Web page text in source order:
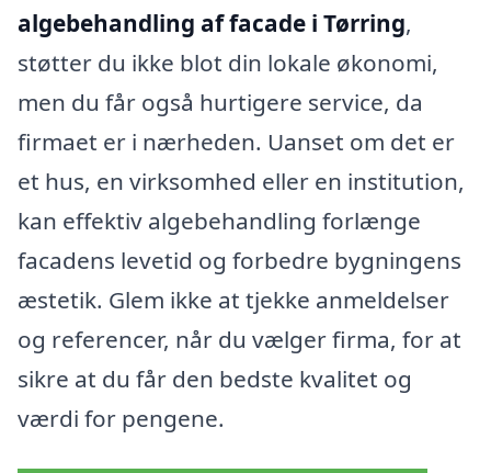
algebehandling af facade i Tørring,
støtter du ikke blot din lokale økonomi,
men du får også hurtigere service, da
firmaet er i nærheden. Uanset om det er
et hus, en virksomhed eller en institution,
kan effektiv algebehandling forlænge
facadens levetid og forbedre bygningens
æstetik. Glem ikke at tjekke anmeldelser
og referencer, når du vælger firma, for at
sikre at du får den bedste kvalitet og
værdi for pengene.